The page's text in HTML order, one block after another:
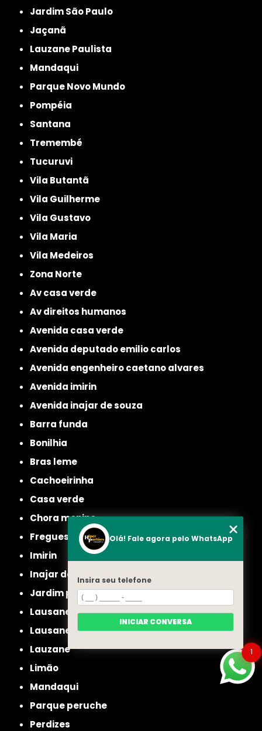
Jardim São Paulo
Jaçanã
Lauzane Paulista
Mandaqui
Parque Novo Mundo
Pompéia
Santana
Tremembé
Tucuruvi
Vila Butantã
Vila Guilherme
Vila Gustavo
Vila Maria
Vila Medeiros
Zona Norte
av casa verde
av direitos humanos
avenida casa verde
avenida deputado emilio carlos
avenida engenheiro caetano alvares
avenida imirin
avenida inajar de souza
barra funda
bonilhia
bras leme
cachoeirinha
casa verde
chora menino
freguesia do ó
imirin
inajar de souza
jardim picolo
lausane
lausane paulista
lauzane
limão
mandaqui
parque peruche
perdizes
1
Olá! Fale agora pelo WhatsApp
Insira seu telefone
INICIAR CONVERSA